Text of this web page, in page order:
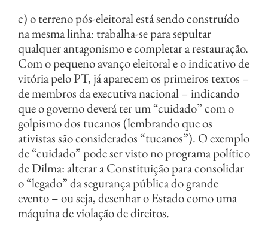
c) o terreno pós-eleitoral está sendo construído
na mesma linha: trabalha-se para sepultar
qualquer antagonismo e completar a restauração.
Com o pequeno avanço eleitoral e o indicativo de
vitória pelo PT, já aparecem os primeiros textos –
de membros da executiva nacional – indicando
que o governo deverá ter um “cuidado” com o
golpismo dos tucanos (lembrando que os
ativistas são considerados “tucanos”). O exemplo
de “cuidado” pode ser visto no programa político
de Dilma: alterar a Constituição para consolidar
o “legado” da segurança pública do grande
evento – ou seja, desenhar o Estado como uma
máquina de violação de direitos.